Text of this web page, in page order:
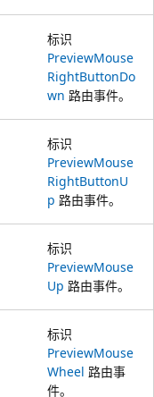
标识
PreviewMouse
RightButtonDo
wn 路由事件。
标识
PreviewMouse
RightButtonU
p 路由事件。
标识
PreviewMouse
Up 路由事件。
标识
PreviewMouse
Wheel 路由事
件。